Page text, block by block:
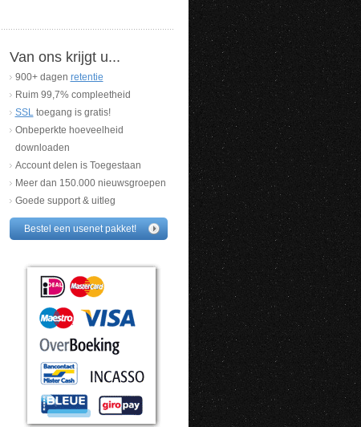
Van ons krijgt u...
900+ dagen retentie
Ruim 99,7% compleetheid
SSLtoegang is gratis!
Onbeperkte hoeveelheid
downloaden
Account delen is Toegestaan
Meer dan 150.000 nieuwsgroepen
Goede support & uitleg
Bestel een usenet pakket!